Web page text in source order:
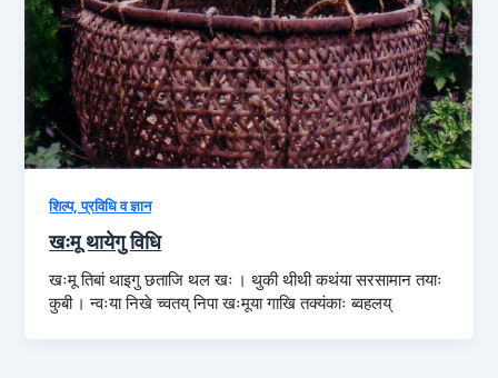
शिल्प, प्रविधि व ज्ञान
खःमू थायेगु विधि
खःमू तिबां थाइगु छताजि थल खः । थुकी थीथी कथंया सरसामान तयाः
कुबी । न्वःया निखे च्वतय् निपा खःमूया गाखि तक्यंकाः ब्वहलय्